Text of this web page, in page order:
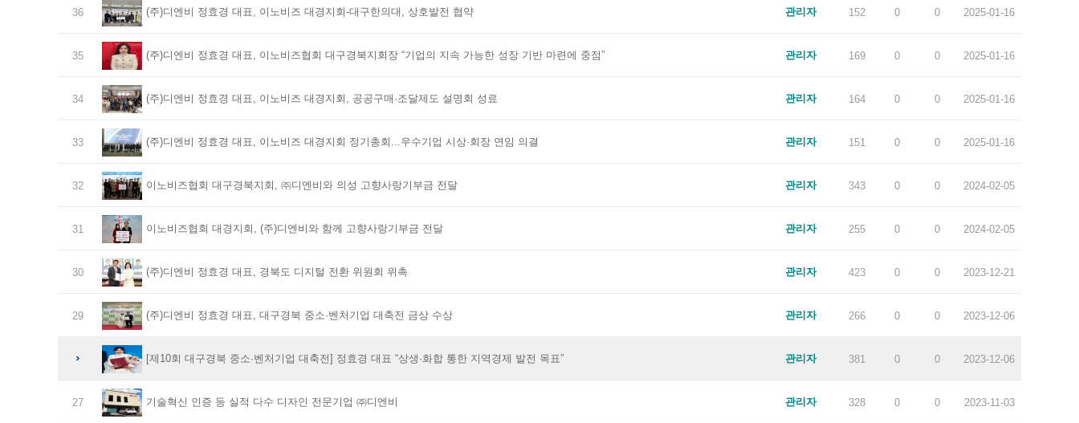
36 (주)디엔비 정효경 대표, 이노비즈 대경지회-대구한의대, 상호발전 협약 관리자 152 0 0 2025-01-16
35 (주)디엔비 정효경 대표, 이노비즈협회 대구경북지회장 “기업의 지속 가능한 성장 기반 마련에 중점” 관리자 169 0 0 2025-01-16
34 (주)디엔비 정효경 대표, 이노비즈 대경지회, 공공구매·조달제도 설명회 성료 관리자 164 0 0 2025-01-16
33 (주)디엔비 정효경 대표, 이노비즈 대경지회 정기총회...우수기업 시상·회장 연임 의결 관리자 151 0 0 2025-01-16
32 이노비즈협회 대구경북지회, ㈜디엔비와 의성 고향사랑기부금 전달 관리자 343 0 0 2024-02-05
31 이노비즈협회 대경지회, (주)디엔비와 함께 고향사랑기부금 전달 관리자 255 0 0 2024-02-05
30 (주)디엔비 정효경 대표, 경북도 디지털 전환 위원회 위촉 관리자 423 0 0 2023-12-21
29 (주)디엔비 정효경 대표, 대구경북 중소·벤처기업 대축전 금상 수상 관리자 266 0 0 2023-12-06
[제10회 대구경북 중소·벤처기업 대축전] 정효경 대표 “상생·화합 통한 지역경제 발전 목표” 관리자 381 0 0 2023-12-06
27 기술혁신 인증 등 실적 다수 디자인 전문기업 ㈜디엔비 관리자 328 0 0 2023-11-03